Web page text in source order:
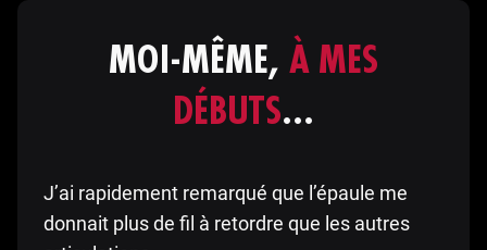
MOI-MÊME,À MES
DÉBUTS…
J’ai rapidement remarqué que l’épaule me
donnait plus de fil à retordre que les autres